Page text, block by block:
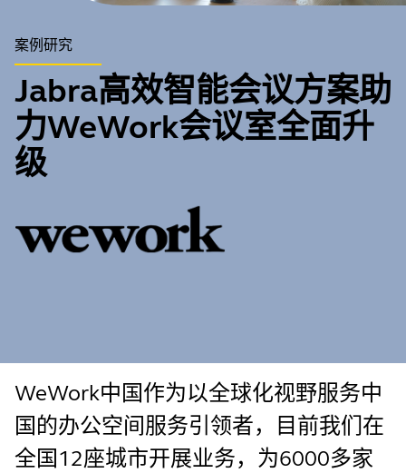
案例研究
Jabra高效智能会议方案助
力WeWork会议室全面升
级
WeWork中国作为以全球化视野服务中
国的办公空间服务引领者，目前我们在
全国12座城市开展业务，为6000多家